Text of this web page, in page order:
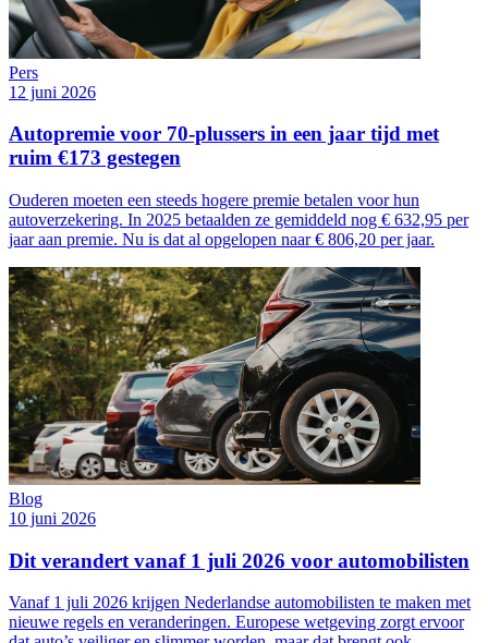
Pers
12 juni 2026
Autopremie voor 70-plussers in een jaar tijd met
ruim €173 gestegen
Ouderen moeten een steeds hogere premie betalen voor hun
autoverzekering. In 2025 betaalden ze gemiddeld nog € 632,95 per
jaar aan premie. Nu is dat al opgelopen naar € 806,20 per jaar.
Blog
10 juni 2026
Dit verandert vanaf 1 juli 2026 voor automobilisten
Vanaf 1 juli 2026 krijgen Nederlandse automobilisten te maken met
nieuwe regels en veranderingen. Europese wetgeving zorgt ervoor